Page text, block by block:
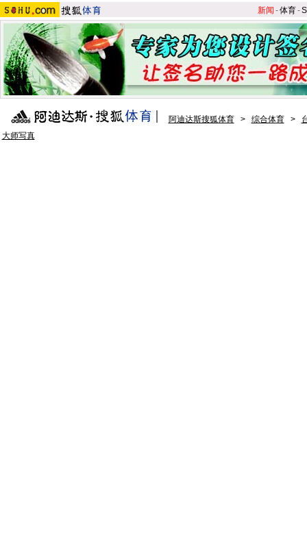
新闻 -体育-S
阿迪达斯搜狐体育 > 综合体育 >
大师写真